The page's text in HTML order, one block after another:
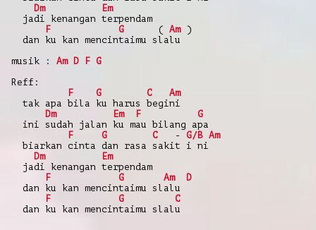
Dm
Em
jadi kenangan terpendam
F
G ( Am)
dan ku kan mencintaimu slalu
musik : Am D F G
Reff:
F
G C
Am
tak apa bila ku harus begini
Dm
Em F
G
ini sudah jalan ku mau bilang apa
F
G C - G/B Am
biarkan cinta dan rasa sakit i ni
Dm
Em
jadi kenangan terpendam
F
G Am
D
dan ku kan mencintaimu slalu
F
G
C
dan ku kan mencintaimu slalu